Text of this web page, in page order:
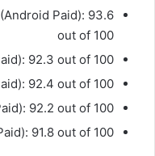
(Android Paid): 93.6
out of 100
92.3 out of 100
92.4 out of 100
92.2 out of 100
91.8 out of 100